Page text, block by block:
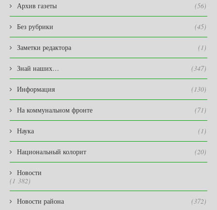
Архив газеты (56)
Без рубрики (45)
Заметки редактора (1)
Знай наших… (347)
Информация (130)
На коммунальном фронте (71)
Наука (1)
Национальный колорит (20)
Новости
(1 382)
Новости района (372)